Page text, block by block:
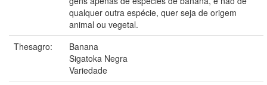
qualquer outra espécie, quer seja de origem
animal ou vegetal.
Thesagro:
Banana
Sigatoka Negra
Variedade